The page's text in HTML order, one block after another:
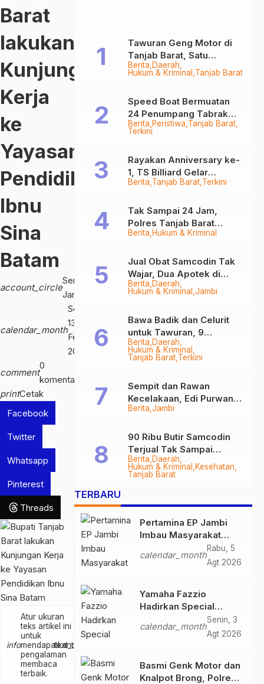
Barat
lakukan
Kunjungan
Kerja
ke
Yayasan
Pendidikan
Ibnu
Sina
Batam
account_circle
Serambi
Jambi
calendar_month
Senin,
13
Feb
2023
comment
0
komentar
printCetak
Facebook
Twitter
Whatsapp
Pinterest
Threads
info
Atur ukuran
teks artikel ini
untuk
mendapatkan
pengalaman
membaca
terbaik.
text_decrease
text_increase
Berita Daerah
Hukum & Kriminal Tanjab Barat
Tawuran Geng Motor di
Tanjab Barat, Satu
Remaja Kritis Dibacok, 3
Pelaku Ditangkap
Berita Peristiwa Tanjab Barat
Terkini
Speed Boat Bermuatan
24 Penumpang Tabrak
Togok di Kuala Tungkal,
Berita Tanjab Barat Terkini
Rayakan Anniversary ke-
1, TS Billiard Gelar
Turnamen 9 Ball
Berita Hukum & Kriminal
Tak Sampai 24 Jam,
Polres Tanjab Barat
Ringkus Komplotan
Tungkal
Berita Daerah
Hukum & Kriminal Jambi
Jual Obat Samcodin Tak
Wajar, Dua Apotek di
Tanjab Barat Disegel
Berita Daerah
Hukum & Kriminal
Tanjab Barat Terkini
Bawa Badik dan Celurit
untuk Tawuran, 9
Anggota Geng Motor di
Tanjab Barat Diringkus
Berita Jambi
Sempit dan Rawan
Kecelakaan, Edi Purwanto
Targetkan Jalan Lintas
2028
Berita Daerah
Hukum & Kriminal
Kesehatan
Tanjab Barat
90 Ribu Butir Samcodin
Terjual Tak Sampai
Setahun, Indra Safari
Desak Audit Menyeluruh
TERBARU
Pertamina EP Jambi
Imbau Masyarakat
Tidak Beraktivitas di
Atas Jalur Pipa Migas
calendar_month
Rabu, 5
Agt 2026
Yamaha Fazzio
Hadirkan Special
Edition Sunset Blue,
Tampilkan Nuansa
calendar_month
Senin, 3
Agt 2026
Basmi Genk Motor dan
Knalpot Brong, Polres